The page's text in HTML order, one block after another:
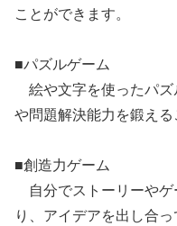
ことができます。
■パズルゲーム
絵や文字を使ったパ
や問題解決能力を鍛える
■創造力ゲーム
自分でストーリーや
り、アイデアを出し合